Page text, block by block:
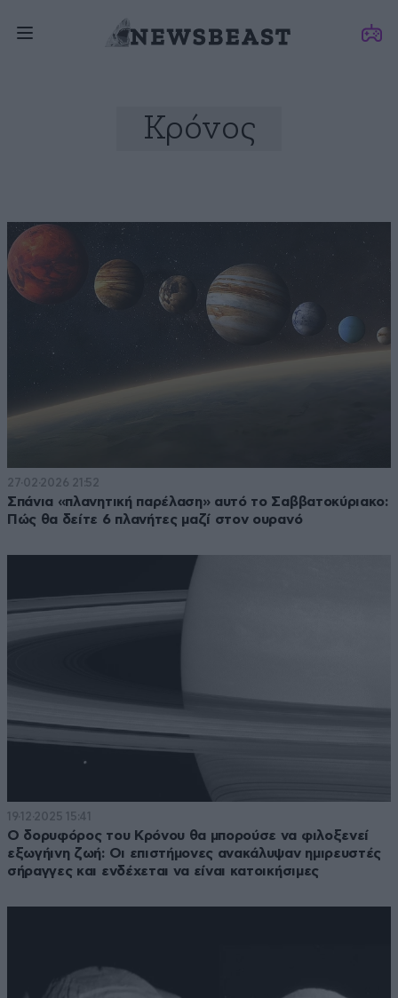
Κρόνος
27·02·2026 21:52
Σπάνια «πλανητική παρέλαση» αυτό το Σαββατοκύριακο:
Πώς θα δείτε 6 πλανήτες μαζί στον ουρανό
19·12·2025 15:41
Ο δορυφόρος του Κρόνου θα μπορούσε να φιλοξενεί
εξωγήινη ζωή: Οι επιστήμονες ανακάλυψαν ημιρευστές
σήραγγες και ενδέχεται να είναι κατοικήσιμες